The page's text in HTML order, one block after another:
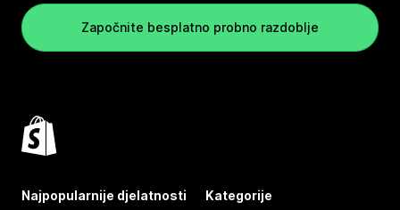
Započnite besplatno probno razdoblje
Najpopularnije djelatnosti Kategorije